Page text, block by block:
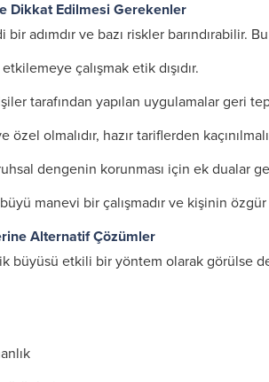
Dikkat Edilmesi Gerekenler
bir adımdır ve bazı riskler barındırabilir.
çalışmak etik dışıdır.
tarafından yapılan uygulamalar geri
özel olmalıdır, hazır tariflerden
dengenin korunması için ek dualar
manevi bir çalışmadır ve kişinin
Alternatif Çözümler
büyüsü etkili bir yöntem olarak görülse